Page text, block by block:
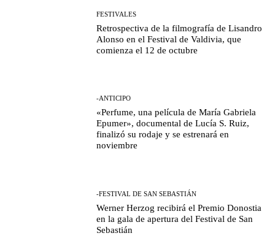
FESTIVALES
Retrospectiva de la filmografía de Lisandro
Alonso en el Festival de Valdivia, que
comienza el 12 de octubre
-ANTICIPO
«Perfume, una película de María Gabriela
Epumer», documental de Lucía S. Ruiz,
finalizó su rodaje y se estrenará en
noviembre
-FESTIVAL DE SAN SEBASTIÁN
Werner Herzog recibirá el Premio Donostia
en la gala de apertura del Festival de San
Sebastián